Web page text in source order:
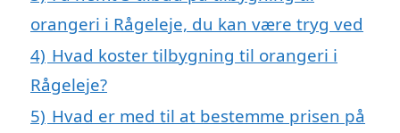
orangeri i Rågeleje, du kan være tryg ved
4) Hvad koster tilbygning til orangeri i
Rågeleje?
5) Hvad er med til at bestemme prisen på